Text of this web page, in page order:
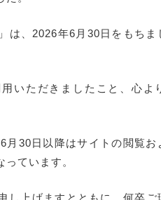
は、2026年6月30日をもち
いただきましたこと、心よ
月30日以降はサイトの閲覧お
ています。
し上げますとともに、何卒ご